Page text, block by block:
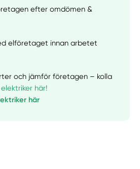
efter omdömen &
elföretaget innan arbetet
och jämför företagen – kolla
här!
här